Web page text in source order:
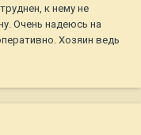
к нему не
Очень надеюсь на
Хозяин ведь